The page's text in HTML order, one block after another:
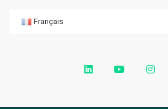
Français